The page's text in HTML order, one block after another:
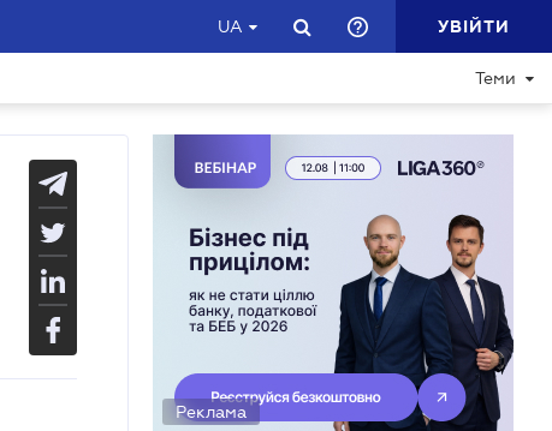
UA УВІЙТИ
Теми
Реклама